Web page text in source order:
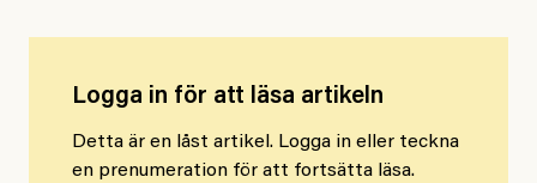
Logga in för att läsa artikeln
Detta är en låst artikel. Logga in eller teckna
en prenumeration för att fortsätta läsa.